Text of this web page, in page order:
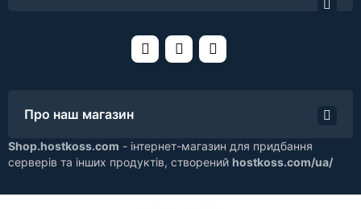
Про наш магазин
Shop.hostkoss.com - інтернет-магазин для придбання
серверів та інших продуктів, створений hostkoss.com/ua/